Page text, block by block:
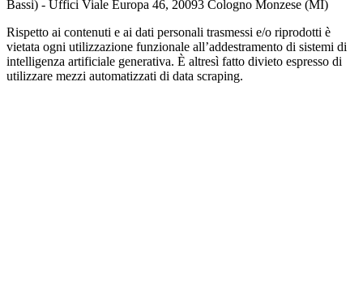
Bassi) - Uffici Viale Europa 46, 20093 Cologno Monzese (MI)
Rispetto ai contenuti e ai dati personali trasmessi e/o riprodotti è
vietata ogni utilizzazione funzionale all’addestramento di sistemi di
intelligenza artificiale generativa. È altresì fatto divieto espresso di
utilizzare mezzi automatizzati di data scraping.